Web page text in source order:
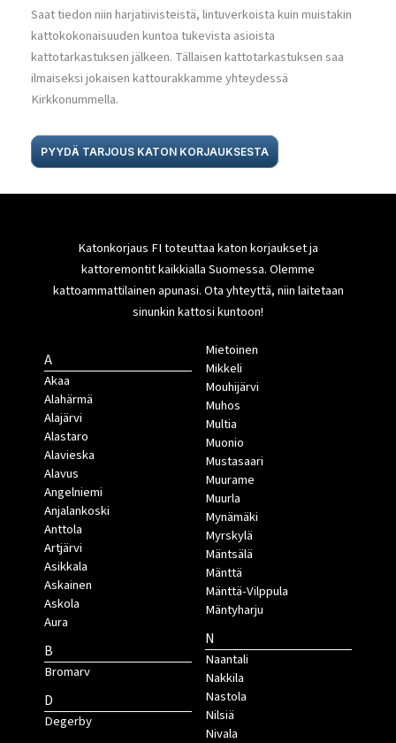
Saat tiedon niin harjatiivisteistä, lintuverkoista kuin muistakin
kattokokonaisuuden kuntoa tukevista asioista
kattotarkastuksen jälkeen. Tällaisen kattotarkastuksen saa
ilmaiseksi jokaisen kattourakkamme yhteydessä
Kirkkonummella.
PYYDÄ TARJOUS KATON KORJAUKSESTA
Katonkorjaus FI toteuttaa katon korjaukset ja
kattoremontit kaikkialla Suomessa. Olemme
kattoammattilainen apunasi. Ota yhteyttä, niin laitetaan
sinunkin kattosi kuntoon!
A
Akaa
Alahärmä
Alajärvi
Alastaro
Alavieska
Alavus
Angelniemi
Anjalankoski
Anttola
Artjärvi
Asikkala
Askainen
Askola
Aura
B
Bromarv
D
Degerby
Mietoinen
Mikkeli
Mouhijärvi
Muhos
Multia
Muonio
Mustasaari
Muurame
Muurla
Mynämäki
Myrskylä
Mäntsälä
Mänttä
Mänttä-Vilppula
Mäntyharju
N
Naantali
Nakkila
Nastola
Nilsiä
Nivala